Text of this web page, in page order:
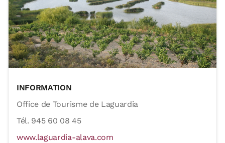
INFORMATION
Office de Tourisme de Laguardia
Tél. 945 60 08 45
www.laguardia-alava.com